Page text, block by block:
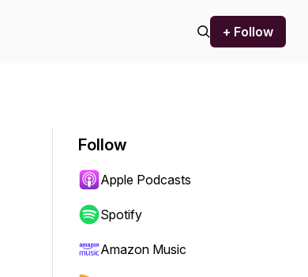
+ Follow
Follow
Apple Podcasts
Spotify
Amazon Music